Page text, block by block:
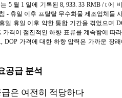
5 월 1 일에 기록된 8, 933. 33 RMB / t 에
- 휴일 이후 프탈탈 무수화물 제조업체들
일 휴일 이후 약한 통합 기간을 겪었으며
가격이 점진적인 하향 표류를 계속함에 따
DOP 가격에 대한 하향 압력은 가까운 장
공급 분석
은 여전히 적당하다